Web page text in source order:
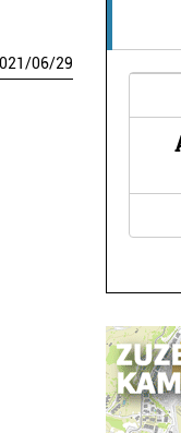
/06/29